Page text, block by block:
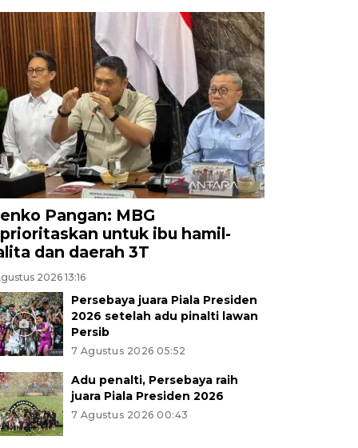
Pangan: MBG
untuk ibu hamil-
dan daerah 3T
2026 13:16
Persebaya juara Piala Presiden
2026 setelah adu pinalti lawan
Persib
7 Agustus 2026 05:52
Adu penalti, Persebaya raih
juara Piala Presiden 2026
7 Agustus 2026 00:43